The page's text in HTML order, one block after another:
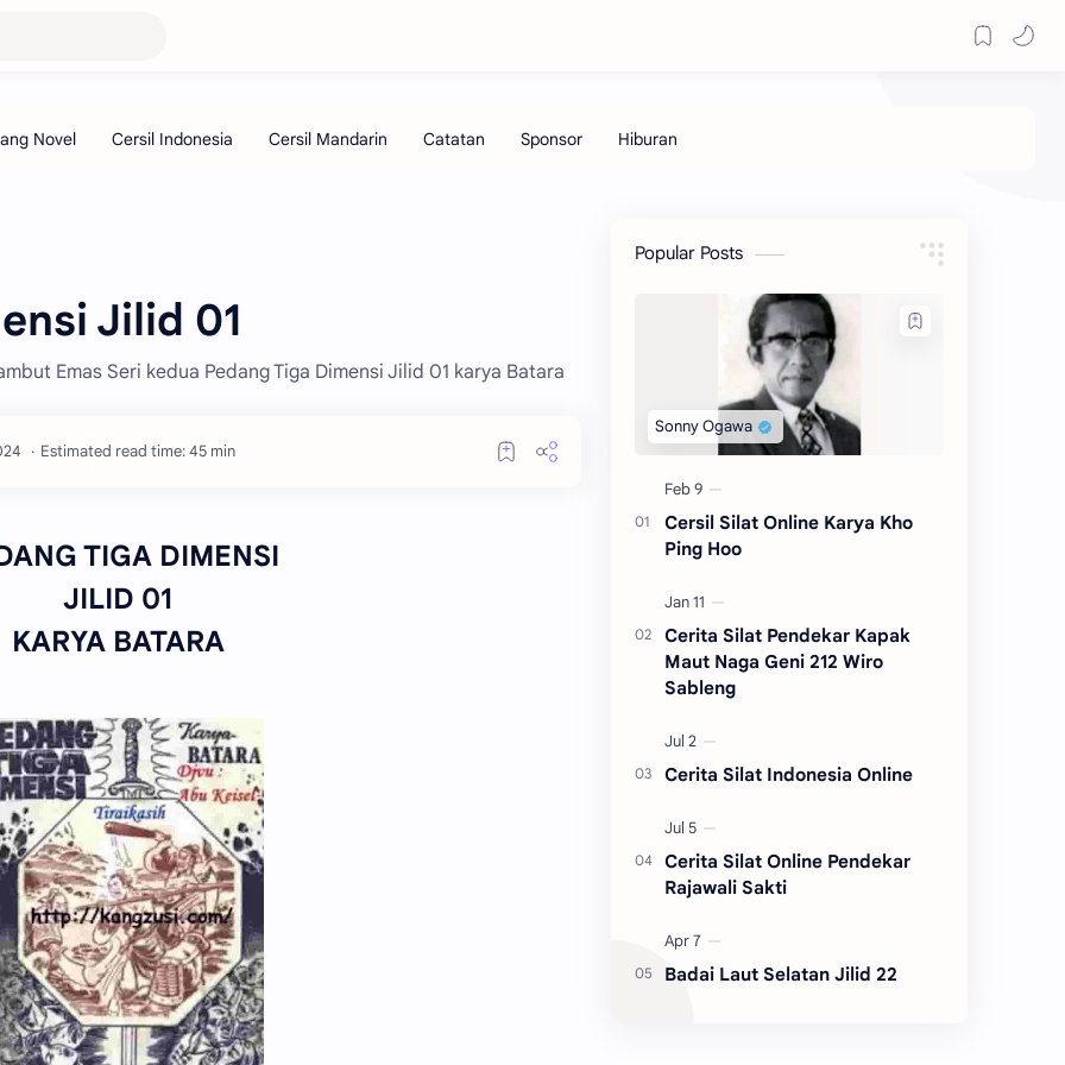
Jilid 01
Emas Seri kedua Pedang Tiga Dimensi Jilid 01 karya Batara
Estimated read time: 45 min
TIGA DIMENSI
JILID 01
KARYA BATARA
Popular Posts
Cersil Silat Online Karya Kho
Ping Hoo
Cerita Silat Pendekar Kapak
Maut Naga Geni 212 Wiro
Sableng
Cerita Silat Indonesia Online
Cerita Silat Online Pendekar
Rajawali Sakti
Badai Laut Selatan Jilid 22